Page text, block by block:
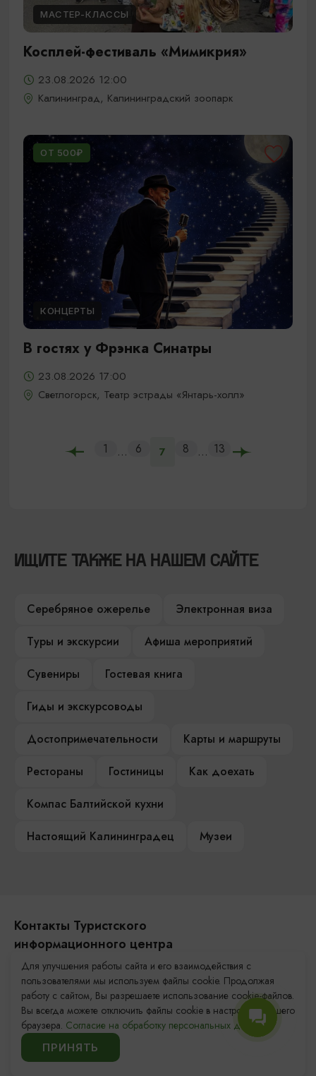
МАСТЕР-КЛАССЫ
Косплей-фестиваль «Мимикрия»
23.08.2026 12:00
Калининград, Калининградский зоопарк
ОТ 500₽
КОНЦЕРТЫ
В гостях у Фрэнка Синатры
23.08.2026 17:00
Светлогорск, Театр эстрады «Янтарь-холл»
1 ... 6 7 8 ... 13
ИЩИТЕ ТАКЖЕ НА НАШЕМ САЙТЕ
Серебряное ожерелье
Электронная виза
Туры и экскурсии
Афиша мероприятий
Сувениры
Гостевая книга
Гиды и экскурсоводы
Достопримечательности
Карты и маршруты
Рестораны
Гостиницы
Как доехать
Компас Балтийской кухни
Настоящий Калининградец
Музеи
Контакты Туристского
информационного центра
Площадь Победы, 1
+7 (4012) 555-200
8 (800) 200-55-39
info@visit-kaliningrad.ru
Для улучшения работы сайта и его взаимодействия с
пользователями мы используем файлы cookie. Продолжая
работу с сайтом, Вы разрешаете использование cookie-файлов.
Вы всегда можете отключить файлы cookie в настройках Вашего
браузера. Согласие на обработку персональных данных.
ПРИНЯТЬ